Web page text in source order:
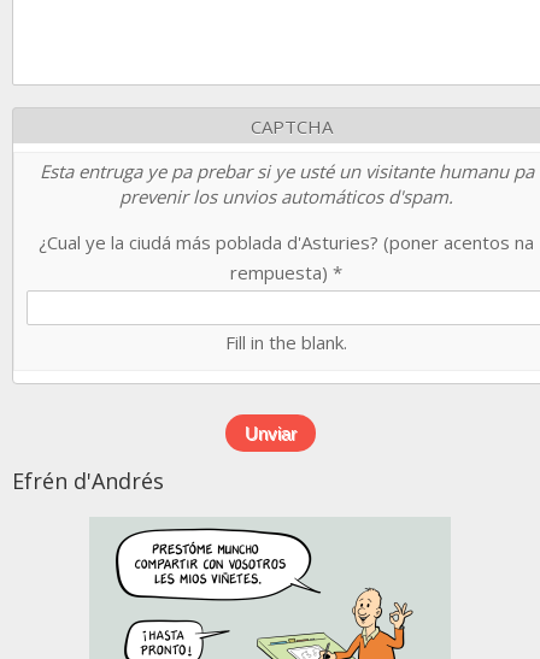
CAPTCHA
Esta entruga ye pa prebar si ye usté un visitante humanu pa
prevenir los unvios automáticos d'spam.
¿Cual ye la ciudá más poblada d'Asturies? (poner acentos na
rempuesta) *
Fill in the blank.
Efrén d'Andrés